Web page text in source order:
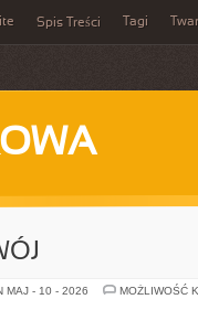
Spis Treści Tagi
MAJ - 10 - 2026
MOŻLIWOŚĆ